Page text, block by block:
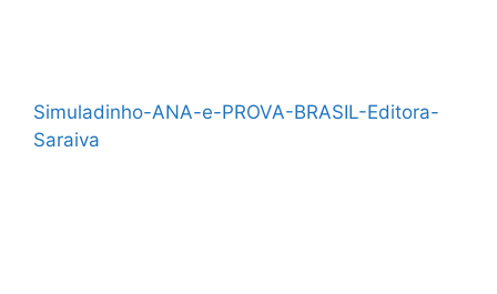
Simuladinho-ANA-e-PROVA-BRASIL-Editora-
Saraiva